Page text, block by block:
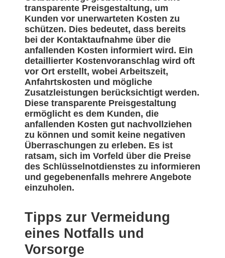
transparente Preisgestaltung, um
Kunden vor unerwarteten Kosten zu
schützen. Dies bedeutet, dass bereits
bei der Kontaktaufnahme über die
anfallenden Kosten informiert wird. Ein
detaillierter Kostenvoranschlag wird oft
vor Ort erstellt, wobei Arbeitszeit,
Anfahrtskosten und mögliche
Zusatzleistungen berücksichtigt werden.
Diese transparente Preisgestaltung
ermöglicht es dem Kunden, die
anfallenden Kosten gut nachvollziehen
zu können und somit keine negativen
Überraschungen zu erleben. Es ist
ratsam, sich im Vorfeld über die Preise
des Schlüsselnotdienstes zu informieren
und gegebenenfalls mehrere Angebote
einzuholen.
Tipps zur Vermeidung
eines Notfalls und
Vorsorge